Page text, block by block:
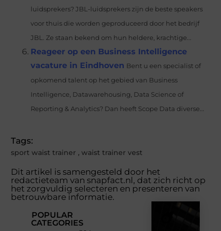
luidsprekers? JBL-luidsprekers zijn de beste speakers
voor thuis die worden geproduceerd door het bedrijf
JBL. Ze staan bekend om hun heldere, krachtige...
Reageer op een Business Intelligence
vacature in Eindhoven Bent u een specialist of
opkomend talent op het gebied van Business
Intelligence, Datawarehousing, Data Science of
Reporting & Analytics? Dan heeft Scope Data diverse...
Tags:
sport waist trainer ,waist trainer vest
Dit artikel is samengesteld door het
redactieteam van snapfact.nl, dat zich richt op
het zorgvuldig selecteren en presenteren van
betrouwbare informatie.
POPULAR
CATEGORIES